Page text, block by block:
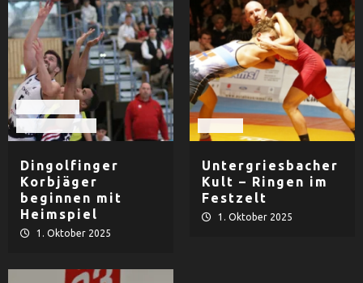
Dingolfinger
Korbjäger
beginnen mit
Heimspiel
1. Oktober 2025
Untergriesbacher
Kult – Ringen im
Festzelt
1. Oktober 2025